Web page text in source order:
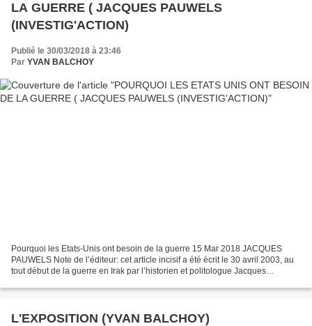
LA GUERRE ( JACQUES PAUWELS
(INVESTIG'ACTION)
Publié le 30/03/2018 à 23:46
Par YVAN BALCHOY
Pourquoi les Etats-Unis ont besoin de la guerre 15 Mar 2018 JACQUES
PAUWELS Note de l’éditeur: cet article incisif a été écrit le 30 avril 2003, au
tout début de la guerre en Irak par l’historien et politologue Jacques
L'EXPOSITION (YVAN BALCHOY)